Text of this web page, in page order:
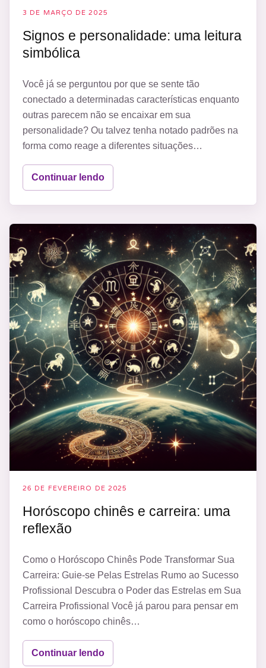
3 DE MARÇO DE 2025
Signos e personalidade: uma leitura
simbólica
Você já se perguntou por que se sente tão
conectado a determinadas características enquanto
outras parecem não se encaixar em sua
personalidade? Ou talvez tenha notado padrões na
forma como reage a diferentes situações…
Continuar lendo
26 DE FEVEREIRO DE 2025
Horóscopo chinês e carreira: uma
reflexão
Como o Horóscopo Chinês Pode Transformar Sua
Carreira: Guie-se Pelas Estrelas Rumo ao Sucesso
Profissional Descubra o Poder das Estrelas em Sua
Carreira Profissional Você já parou para pensar em
como o horóscopo chinês…
Continuar lendo